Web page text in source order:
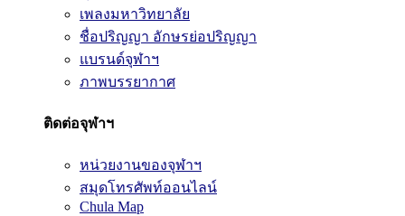
เพลงมหาวิทยาลัย
ชื่อปริญญา อักษรย่อปริญญา
แบรนด์จุฬาฯ
ภาพบรรยากาศ
ติดต่อจุฬาฯ
หน่วยงานของจุฬาฯ
สมุดโทรศัพท์ออนไลน์
Chula Map